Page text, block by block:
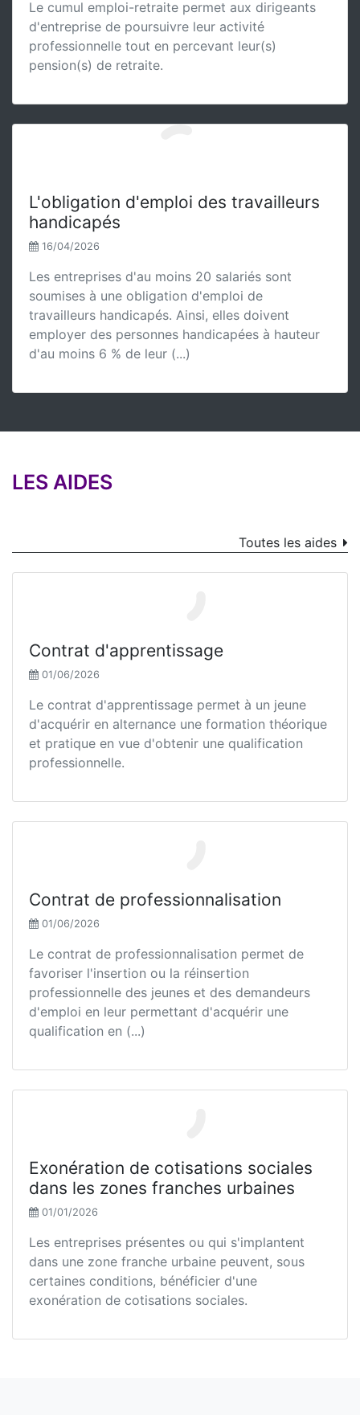
Le cumul emploi-retraite permet aux dirigeants
d'entreprise de poursuivre leur activité
professionnelle tout en percevant leur(s)
pension(s) de retraite.
L'obligation d'emploi des travailleurs
handicapés
16/04/2026
Les entreprises d'au moins 20 salariés sont
soumises à une obligation d'emploi de
travailleurs handicapés. Ainsi, elles doivent
employer des personnes handicapées à hauteur
d'au moins 6 % de leur (...)
LES AIDES
Toutes les aides
Contrat d'apprentissage
01/06/2026
Le contrat d'apprentissage permet à un jeune
d'acquérir en alternance une formation théorique
et pratique en vue d'obtenir une qualification
professionnelle.
Contrat de professionnalisation
01/06/2026
Le contrat de professionnalisation permet de
favoriser l'insertion ou la réinsertion
professionnelle des jeunes et des demandeurs
d'emploi en leur permettant d'acquérir une
qualification en (...)
Exonération de cotisations sociales
dans les zones franches urbaines
01/01/2026
Les entreprises présentes ou qui s'implantent
dans une zone franche urbaine peuvent, sous
certaines conditions, bénéficier d'une
exonération de cotisations sociales.